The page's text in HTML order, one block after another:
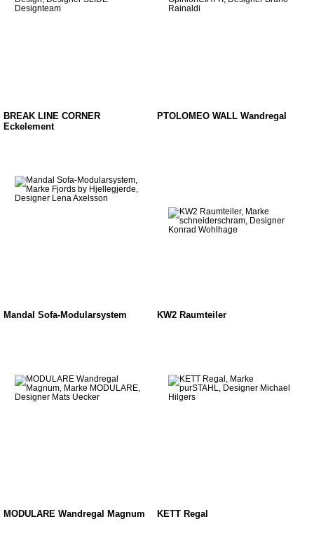
BREAK LINE CORNER
Eckelement
PTOLOMEO WALL Wandregal
Mandal Sofa-Modularsystem KW2 Raumteiler
MODULARE Wandregal Magnum KETT Regal